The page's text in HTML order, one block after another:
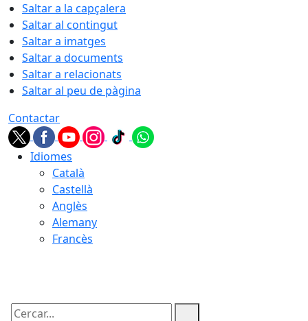
Saltar a la capçalera
Saltar al contingut
Saltar a imatges
Saltar a documents
Saltar a relacionats
Saltar al peu de pàgina
Contactar
Idiomes
Català
Castellà
Anglès
Alemany
Francès